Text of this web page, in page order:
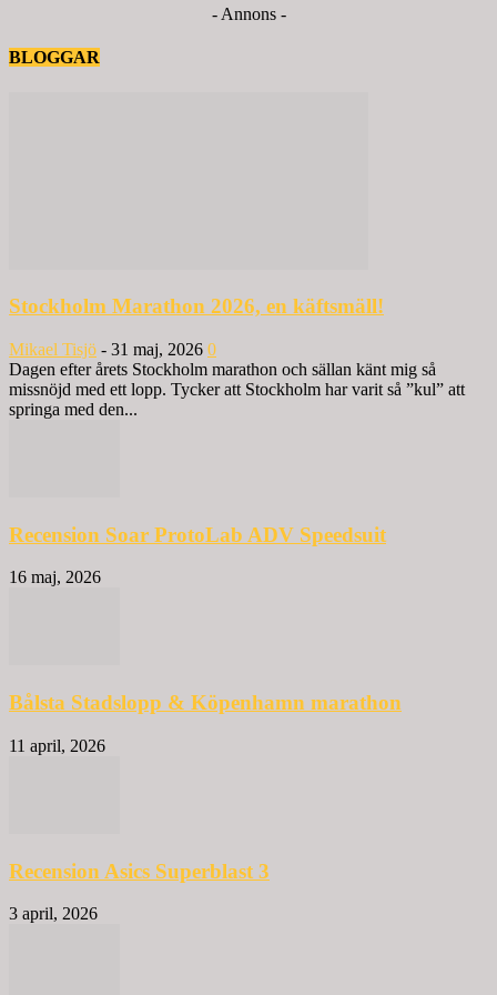
- Annons -
BLOGGAR
Stockholm Marathon 2026, en käftsmäll!
Mikael Tisjö - 31 maj, 2026 0
Dagen efter årets Stockholm marathon och sällan känt mig så
missnöjd med ett lopp. Tycker att Stockholm har varit så ”kul” att
springa med den...
Recension Soar ProtoLab ADV Speedsuit
16 maj, 2026
Bålsta Stadslopp & Köpenhamn marathon
11 april, 2026
Recension Asics Superblast 3
3 april, 2026